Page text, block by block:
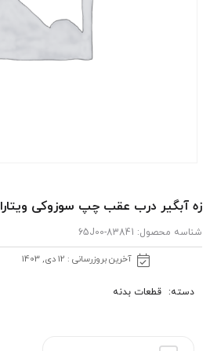
زه آبگیر درب عقب چپ سوزوکی ویتارا
شناسه محصول: 83841-65J00
آخرین بروزرسانی : 12 دی, 1403
دسته: قطعات بدنه